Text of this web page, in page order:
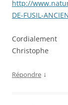
http://
DE-FUSIL-
Cordialement
Christophe
Répondre ↓